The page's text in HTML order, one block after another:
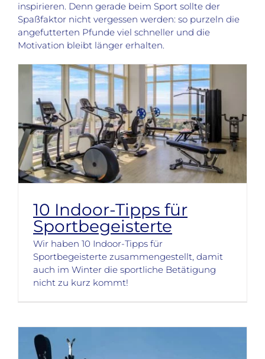
inspirieren. Denn gerade beim Sport sollte der
Spaßfaktor nicht vergessen werden: so purzeln die
angefutterten Pfunde viel schneller und die
Motivation bleibt länger erhalten.
10 Indoor-Tipps für
Sportbegeisterte
Wir haben 10 Indoor-Tipps für
Sportbegeisterte zusammengestellt, damit
auch im Winter die sportliche Betätigung
nicht zu kurz kommt!